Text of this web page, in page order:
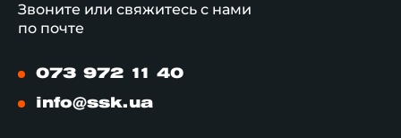
Звоните или свяжитесь с нами
по почте
073 972 11 40
info@ssk.ua